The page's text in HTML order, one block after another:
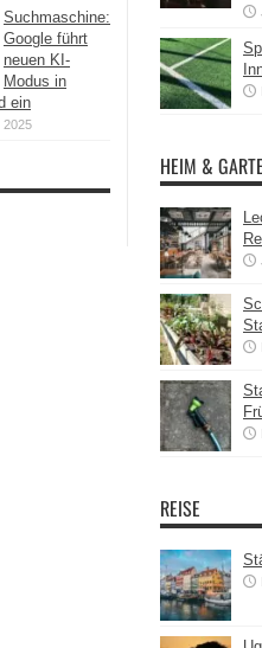
Suchmaschine:
Google führt
neuen KI-
Modus in
ein
2025
HEIM &
REISE